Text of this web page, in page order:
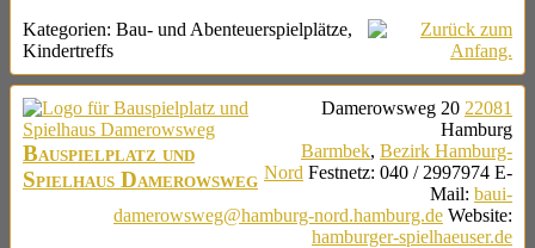
Kategorien: Bau- und Abenteuerspielplätze,
Kindertreffs
Bauspielplatz und
Spielhaus Damerowsweg
Damerowsweg 20 22081
Hamburg
Barmbek, Bezirk Hamburg-
Nord Festnetz: 040 / 2997974 E-
Mail: baui-
damerowsweg@hamburg-nord.hamburg.de Website:
hamburger-spielhaeuser.de